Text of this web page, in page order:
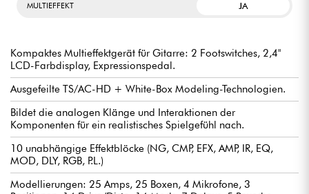
MULTIEFFEKT JA
Kompaktes Multieffektgerät für Gitarre: 2 Footswitches, 2,4"
LCD-Farbdisplay, Expressionspedal.
Ausgefeilte TS/AC-HD + White-Box Modeling-Technologien.
Bildet die analogen Klänge und Interaktionen der
Komponenten für ein realistisches Spielgefühl nach.
10 unabhängige Effektblöcke (NG, CMP, EFX, AMP, IR, EQ,
MOD, DLY, RGB, P.L.)
Modellierungen: 25 Amps, 25 Boxen, 4 Mikrofone, 3